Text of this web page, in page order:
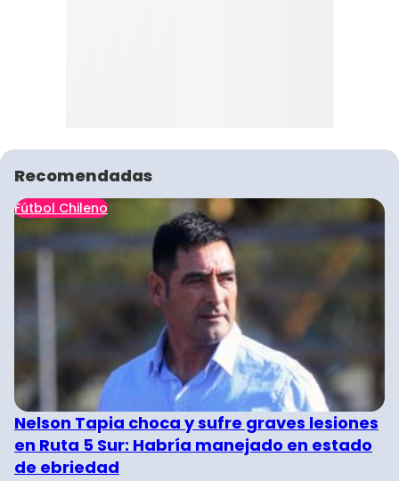
Recomendadas
Fútbol Chileno
Nelson Tapia choca y sufre graves lesiones
en Ruta 5 Sur: Habría manejado en estado
de ebriedad